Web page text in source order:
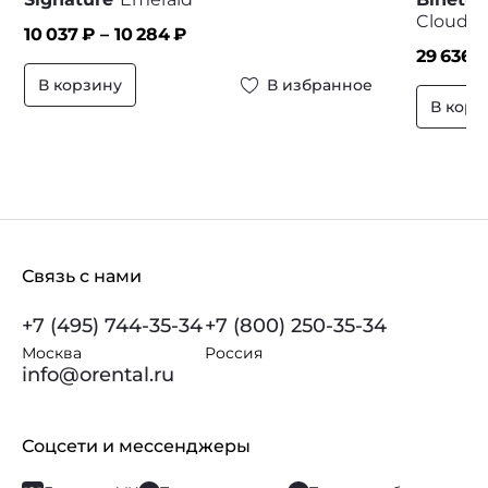
10 037₽ – 10 284₽
В корзину В избранное
29 636
В
Связь с нами
+7 (495) 744-35-34
Москва
+7 (800) 250-35-34
Россия
info@orental.ru
Соцсети и мессенджеры